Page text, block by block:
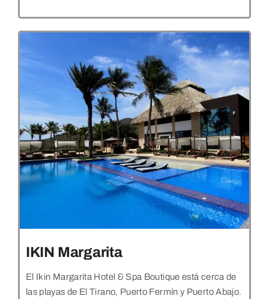
IKIN Margarita
El Ikin Margarita Hotel & Spa Boutique está cerca de
las playas de El Tirano, Puerto Fermín y Puerto Abajo.